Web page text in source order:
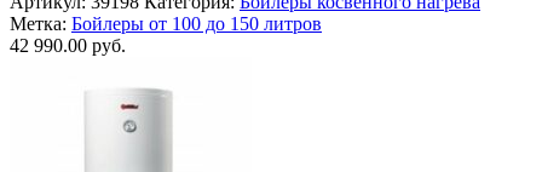
Метка: Бойлеры от 100 до 150 литров
42 990.00 руб.